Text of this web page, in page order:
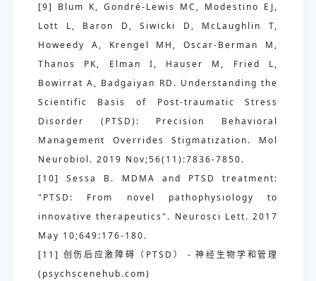
[9] Blum K, Gondré-Lewis MC, Modestino EJ,
Lott L, Baron D, Siwicki D, McLaughlin T,
Howeedy A, Krengel MH, Oscar-Berman M,
Thanos PK, Elman I, Hauser M, Fried L,
Bowirrat A, Badgaiyan RD. Understanding the
Scientific Basis of Post-traumatic Stress
Disorder (PTSD): Precision Behavioral
Management Overrides Stigmatization. Mol
Neurobiol. 2019 Nov;56(11):7836-7850.
[10] Sessa B. MDMA and PTSD treatment:
"PTSD: From novel pathophysiology to
innovative therapeutics". Neurosci Lett. 2017
May 10;649:176-180.
[11] 创伤后应激障碍（PTSD） - 神经生物学和管理
(psychscenehub.com)